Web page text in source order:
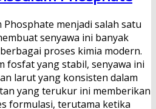
menjadi salah satu
senyawa ini banyak
proses kimia modern.
yang stabil, senyawa ini
larut yang konsisten dalam
yang terukur ini memberikan
formulasi, terutama ketika